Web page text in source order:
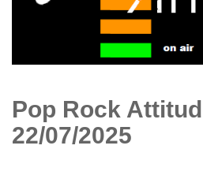
Pop Rock
22/07/2025